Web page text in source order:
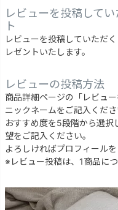
レビューを投稿して
ト
レビューを投稿していただ
レゼントいたします。
レビューの投稿方法
商品詳細ページの「レビュ
ニックネームをご記入くださ
おすすめ度を5段階から選択
望をご記入ください。
よろしければプロフィールを
※レビュー投稿は、1商品に